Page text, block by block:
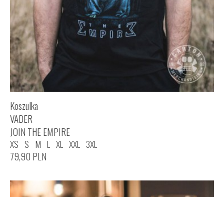
Koszulka
VADER
JOIN THE EMPIRE
XS S M L XL XXL 3XL
79,90 PLN